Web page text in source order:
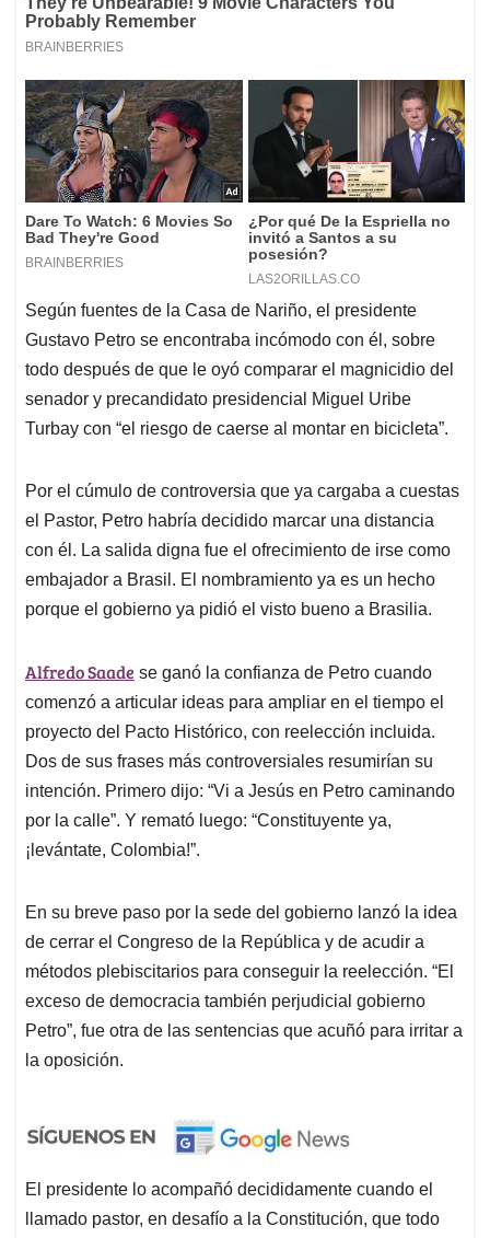
Según fuentes de la Casa de Nariño, el presidente
Gustavo Petro se encontraba incómodo con él, sobre
todo después de que le oyó comparar el magnicidio del
senador y precandidato presidencial Miguel Uribe
Turbay con “el riesgo de caerse al montar en bicicleta”.
Por el cúmulo de controversia que ya cargaba a cuestas
el Pastor, Petro habría decidido marcar una distancia
con él. La salida digna fue el ofrecimiento de irse como
embajador a Brasil. El nombramiento ya es un hecho
porque el gobierno ya pidió el visto bueno a Brasilia.
Alfredo Saade se ganó la confianza de Petro cuando
comenzó a articular ideas para ampliar en el tiempo el
proyecto del Pacto Histórico, con reelección incluida.
Dos de sus frases más controversiales resumirían su
intención. Primero dijo: “Vi a Jesús en Petro caminando
por la calle”. Y remató luego: “Constituyente ya,
¡levántate, Colombia!”.
En su breve paso por la sede del gobierno lanzó la idea
de cerrar el Congreso de la República y de acudir a
métodos plebiscitarios para conseguir la reelección. “El
exceso de democracia también perjudicial gobierno
Petro”, fue otra de las sentencias que acuñó para irritar a
la oposición.
El presidente lo acompañó decididamente cuando el
llamado pastor, en desafío a la Constitución, que todo